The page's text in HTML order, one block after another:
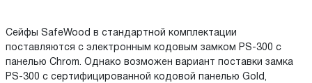
Сейфы SafeWood в стандартной комплектации
поставляются с электронным кодовым замком PS-300 с
панелью Chrom. Однако возможен вариант поставки замка
PS-300 с сертифицированной кодовой панелью Gold,